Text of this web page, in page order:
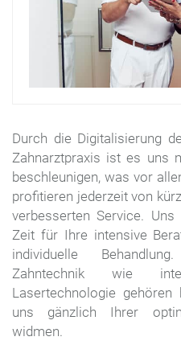
Durch die Digitalisierung
Zahnarztpraxis ist es uns
beschleunigen, was vor
profitieren jederzeit von
verbesserten Service.
Zeit für Ihre intensive
individuelle
Zahntechnik wie
Lasertechnologie
uns gänzlich Ihrer
widmen.